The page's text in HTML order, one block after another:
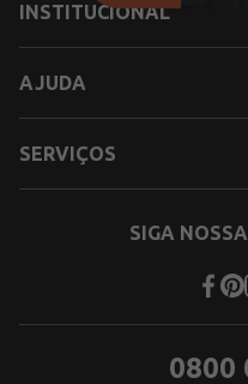
INSTITUCIONAL
AJUDA
SERVIÇOS
SIGA
0800